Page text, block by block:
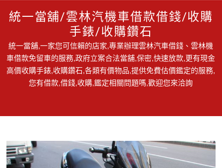
統一當舖/雲林汽機車借款借錢/收購
手錶/收購鑽石
統一當舖,一家您可信賴的店家,專業辦理雲林汽車借錢、雲林機
車借款免留車的服務,政府立案合法當舖,保密,快速放款,更有現金
高價收購手錶,收購鑽石,各類有價物品,提供免費估價鑑定的服務,
您有借款,借錢,收購,鑑定相關問題嗎,歡迎您來洽詢